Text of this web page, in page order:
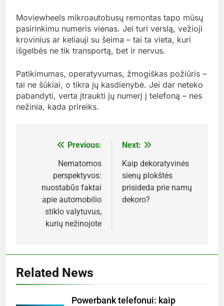
Moviewheels mikroautobusų remontas tapo mūsų
pasirinkimu numeris vienas. Jei turi verslą, vežioji
krovinius ar keliauji su šeima – tai ta vieta, kuri
išgelbės ne tik transportą, bet ir nervus.
Patikimumas, operatyvumas, žmogiškas požiūris –
tai ne šūkiai, o tikra jų kasdienybė. Jei dar neteko
pabandyti, verta įtraukti jų numerį į telefoną – nes
nežinia, kada prireiks.
Navigacija
įrašų
Previous:
Nematomos
perspektyvos:
nuostabūs faktai
apie automobilio
stiklo valytuvus,
kurių nežinojote
Next:
Kaip dekoratyvinės
sienų plokštės
prisideda prie namų
dekoro?
Related News
Powerbank telefonui: kaip